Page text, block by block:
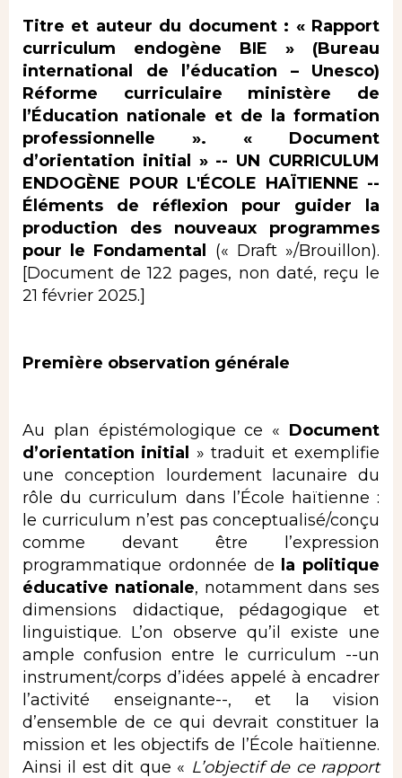
Titre et auteur du document : « Rapport
curriculum endogène BIE » (Bureau
international de l’éducation – Unesco)
Réforme curriculaire ministère de
l’Éducation nationale et de la formation
professionnelle ». « Document
d’orientation initial » -- UN CURRICULUM
ENDOGÈNE POUR L'ÉCOLE HAÏTIENNE --
Éléments de réflexion pour guider la
production des
nouveaux programmes
pour le Fondamental (« Draft »/Brouillon).
[Document de 122 pages, non daté, reçu le
21 février 2025.]
Première observation générale
Au plan épistémologique ce « Document
d’orientation initial » traduit et exemplifie
une conception lourdement lacunaire du
rôle du curriculum dans l’École haïtienne :
le curriculum n’est pas conceptualisé/conçu
comme devant être l’expression
programmatique ordonnée de
la politique
éducative nationale, notamment dans ses
dimensions didactique, pédagogique et
linguistique. L’on observe qu’il existe une
ample confusion entre le curriculum --un
instrument/corps d’idées appelé à encadrer
l’activité enseignante--, et la vision
d’ensemble de ce qui devrait constituer la
mission et les objectifs de l’École haïtienne.
Ainsi il est dit que « L’objectif de ce rapport